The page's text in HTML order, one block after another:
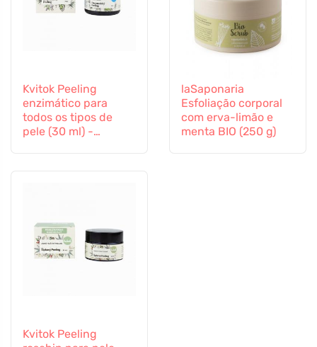
Kvitok Peeling
enzimático para
todos os tipos de
pele (30 ml) -
laSaponaria
Esfoliação corporal
com erva-limão e
menta BIO (250 g)
Kvitok Peeling